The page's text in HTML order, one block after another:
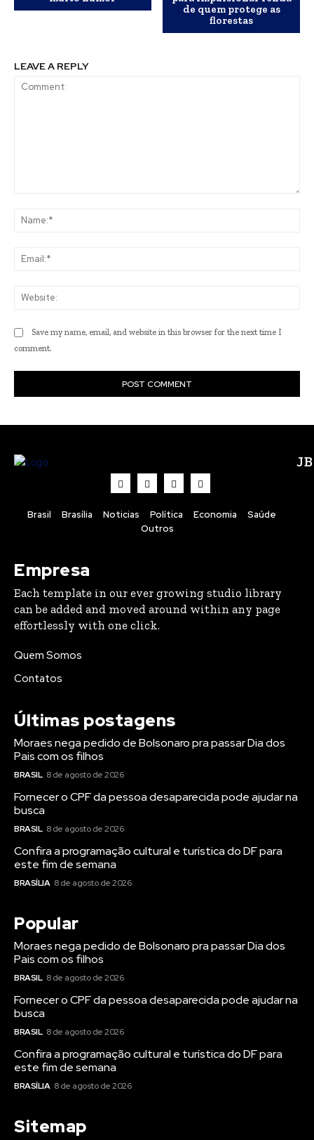
de quem protege as
florestas
LEAVE A REPLY
Save my name, email, and website in this browser for the next time I
comment.
Brasil Brasília Noticias Política Economia
Saúde
Outros
Empresa
Each template in our ever growing studio library
can be added and moved around within any page
effortlessly with one click.
Quem Somos
Contatos
Últimas postagens
Moraes nega pedido de Bolsonaro pra passar Dia dos
Pais com os filhos
BRASIL 8 de agosto de 2026
Fornecer o CPF da pessoa desaparecida pode ajudar na
busca
BRASIL 8 de agosto de 2026
Confira a programação cultural e turística do DF para
este fim de semana
BRASÍLIA 8 de agosto de 2026
Popular
Moraes nega pedido de Bolsonaro pra passar Dia dos
Pais com os filhos
BRASIL 8 de agosto de 2026
Fornecer o CPF da pessoa desaparecida pode ajudar na
busca
BRASIL 8 de agosto de 2026
Confira a programação cultural e turística do DF para
este fim de semana
BRASÍLIA 8 de agosto de 2026
Sitemap